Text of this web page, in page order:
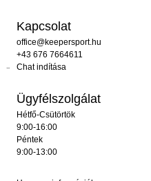
Kapcsolat
office@keepersport.hu
+43 676 7664611
Chat indítása
Ügyfélszolgálat
Hétfő-Csütörtök
9:00-16:00
Péntek
9:00-13:00